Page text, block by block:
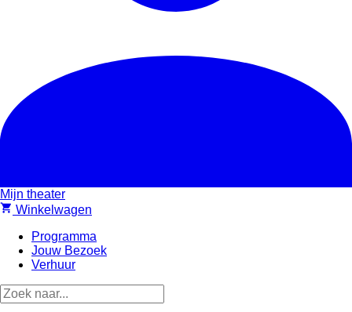
Mijn theater
shopping_cart Winkelwagen
Programma
Jouw Bezoek
Verhuur